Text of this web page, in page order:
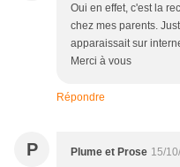
Oui en effet, c'est la
chez mes parents.
apparaissait sur
Merci à vous
Répondre
P Plume et Prose 15/